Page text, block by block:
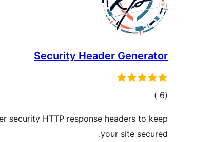
Security Header Generator
(6
إجمالي)
security HTTP response headers to keep
your site secured.